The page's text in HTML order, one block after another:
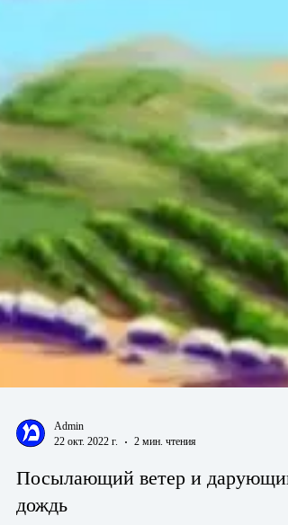
22 окт. 2022 г.
2 мин. чтения
Посылающий ветер и дарующий